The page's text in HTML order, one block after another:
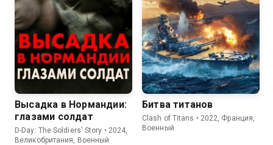
Высадка в Нормандии:
глазами солдат
D-Day: The Soldiers' Story • 2024,
Великобритания, Военный
Битва титанов
Clash of Titans • 2022, Франция,
Военный